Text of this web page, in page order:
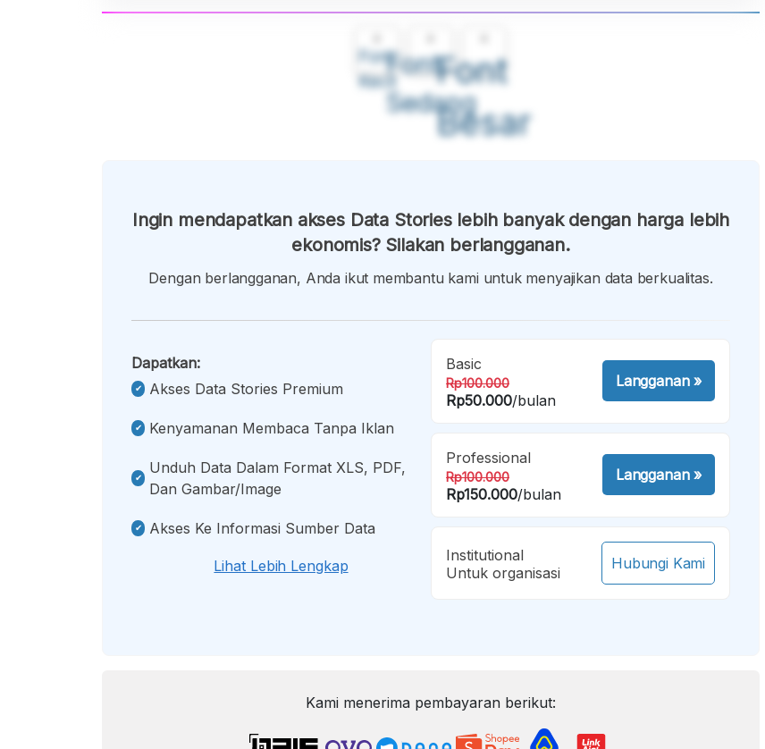
Font
Kecil
Font
Sedang
Font
Besar
Ingin mendapatkan akses Data Stories lebih banyak dengan harga lebih
ekonomis? Silakan berlangganan.
Dengan berlangganan, Anda ikut membantu kami untuk menyajikan data berkualitas.
Dapatkan:
Akses Data Stories Premium
Kenyamanan Membaca Tanpa Iklan
Unduh Data Dalam Format XLS, PDF,
Dan Gambar/image
Akses Ke Informasi Sumber Data
Lihat Lebih Lengkap
Basic
Rp100.000
Rp50.000/bulan
Langganan»
Professional
Rp100.000
Rp150.000/bulan
Langganan»
Institutional
Untuk organisasi
Hubungi Kami
Kami menerima pembayaran berikut: